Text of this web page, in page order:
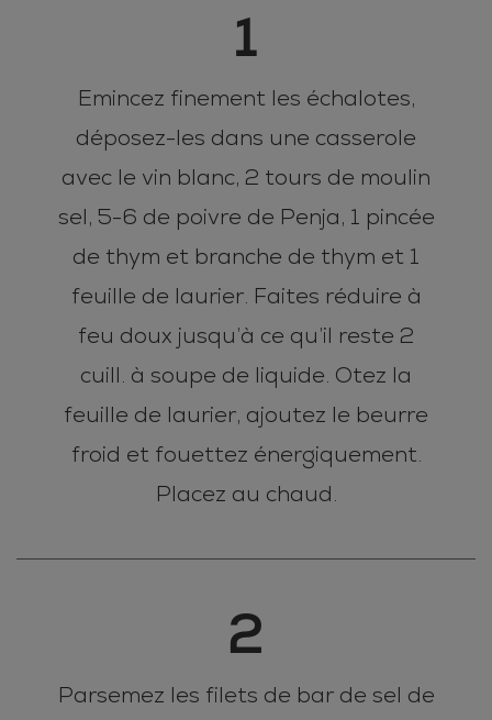
1
Emincez finement les échalotes,
déposez-les dans une casserole
avec le vin blanc, 2 tours de moulin
sel, 5-6 de poivre de Penja, 1 pincée
de thym et branche de thym et 1
feuille de laurier. Faites réduire à
feu doux jusqu’à ce qu’il reste 2
cuill. à soupe de liquide. Otez la
feuille de laurier, ajoutez le beurre
froid et fouettez énergiquement.
Placez au chaud.
2
Parsemez les filets de bar de sel de